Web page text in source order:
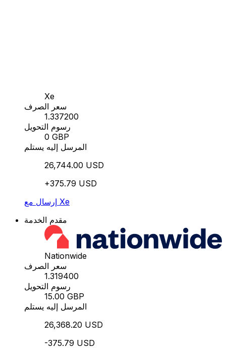
Xe
سعر الصرف
1.337200
رسوم التحويل
0 GBP
المرسل إليه يستلم
26,744.00 USD
+375.79 USD
إرسال مع Xe
مقدم الخدمة
Nationwide
سعر الصرف
1.319400
رسوم التحويل
15.00 GBP
المرسل إليه يستلم
26,368.20 USD
-375.79 USD